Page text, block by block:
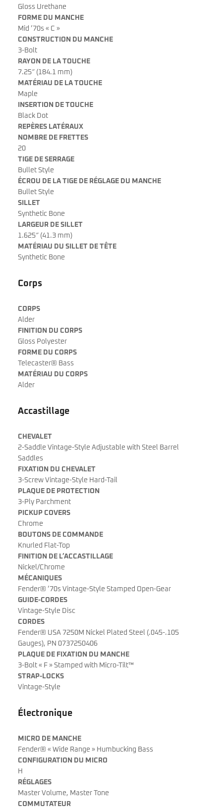
Gloss Urethane
FORME DU MANCHE
Mid ’70s « C »
CONSTRUCTION DU MANCHE
3-Bolt
RAYON DE LA TOUCHE
7.25″ (184.1 mm)
MATÉRIAU DE LA TOUCHE
Maple
INSERTION DE TOUCHE
Black Dot
REPÈRES LATÉRAUX
NOMBRE DE FRETTES
20
TIGE DE SERRAGE
Bullet Style
ÉCROU DE LA TIGE DE RÉGLAGE DU MANCHE
Bullet Style
SILLET
Synthetic Bone
LARGEUR DE SILLET
1.625″ (41.3 mm)
MATÉRIAU DU SILLET DE TÊTE
Synthetic Bone
Corps
CORPS
Alder
FINITION DU CORPS
Gloss Polyester
FORME DU CORPS
Telecaster® Bass
MATÉRIAU DU CORPS
Alder
Accastillage
CHEVALET
2-Saddle Vintage-Style Adjustable with Steel Barrel
Saddles
FIXATION DU CHEVALET
3-Screw Vintage-Style Hard-Tail
PLAQUE DE PROTECTION
3-Ply Parchment
PICKUP COVERS
Chrome
BOUTONS DE COMMANDE
Knurled Flat-Top
FINITION DE L’ACCASTILLAGE
Nickel/Chrome
MÉCANIQUES
Fender® ’70s Vintage-Style Stamped Open-Gear
GUIDE-CORDES
Vintage-Style Disc
CORDES
Fender® USA 7250M Nickel Plated Steel (.045-.105
Gauges), PN 0737250406
PLAQUE DE FIXATION DU MANCHE
3-Bolt « F » Stamped with Micro-Tilt™
STRAP-LOCKS
Vintage-Style
Électronique
MICRO DE MANCHE
Fender® « Wide Range » Humbucking Bass
CONFIGURATION DU MICRO
H
RÉGLAGES
Master Volume, Master Tone
COMMUTATEUR